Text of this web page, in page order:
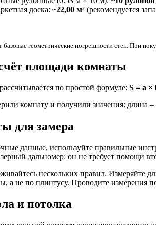
доска: ~22,00 м² (рекомендуется
базовые геометрические погрешности стен. При
площади комнаты
по простой формуле: S = a ×
комнату и получили значения: длина
для замера
данные, используйте правильные
дальномер: он не требует помощи
нескольких правил. Измеряйте
а не по плинтусу. Проводите измерения
и потолка